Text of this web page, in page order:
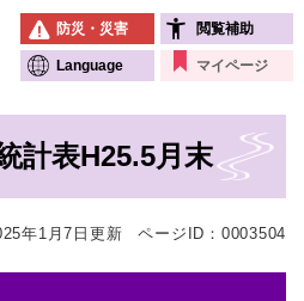
を飛ばして本文へ
防災・災害 閲覧補助
Language マイページ
計表H25.5月末
年1月7日更新 ページID：0003504